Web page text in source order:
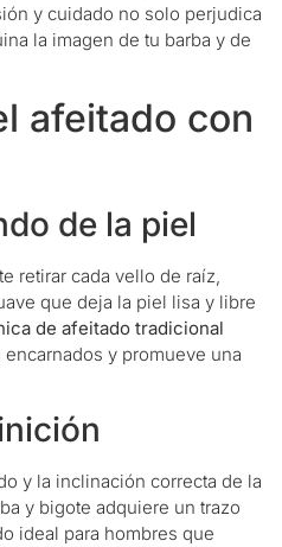
y cuidado no solo perjudica
la imagen de tu barba y de
afeitado con
de la piel
retirar cada vello de raíz,
que deja la piel lisa y libre
de afeitado tradicional
y promueve una
y la inclinación correcta de la
y bigote adquiere un trazo
ideal para hombres que